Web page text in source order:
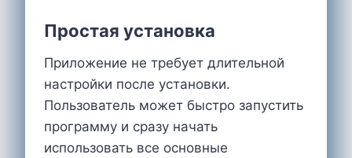
Простая установка
Приложение не требует длительной
настройки после установки.
Пользователь может быстро запустить
программу и сразу начать
использовать все основные